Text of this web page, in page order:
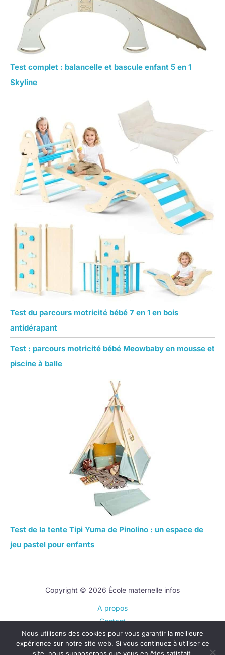
Test complet : balancelle et bascule enfant 5 en 1
Skyline
Test du parcours motricité bébé 7 en 1 en bois
antidérapant
Test : parcours motricité bébé Meowbaby en mousse et
piscine à balle
Test de la tente Tipi Yuma de Pinolino : un espace de
jeu pastel pour enfants
Copyright © 2026 École maternelle infos
A propos
Contact
Plan du site
Mentions légales
Nous utilisons des cookies pour vous garantir la meilleure
expérience sur notre site web. Si vous continuez à utiliser ce